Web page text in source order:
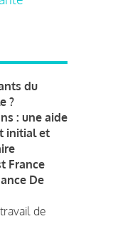
du
?
: une aide
initial et
France
De
de